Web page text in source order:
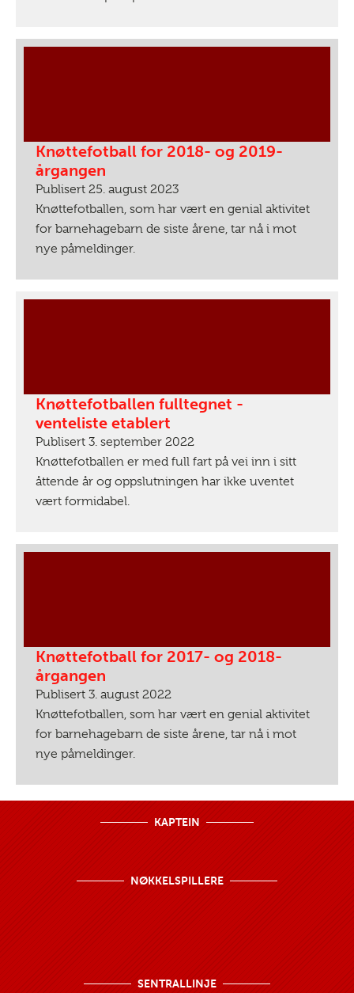
Knøttefotball for 2018- og 2019-
årgangen
Publisert 25. august 2023
Knøttefotballen, som har vært en genial aktivitet
for barnehagebarn de siste årene, tar nå i mot
nye påmeldinger.
Knøttefotballen fulltegnet -
venteliste etablert
Publisert 3. september 2022
Knøttefotballen er med full fart på vei inn i sitt
åttende år og oppslutningen har ikke uventet
vært formidabel.
Knøttefotball for 2017- og 2018-
årgangen
Publisert 3. august 2022
Knøttefotballen, som har vært en genial aktivitet
for barnehagebarn de siste årene, tar nå i mot
nye påmeldinger.
KAPTEIN
NØKKELSPILLERE
SENTRALLINJE